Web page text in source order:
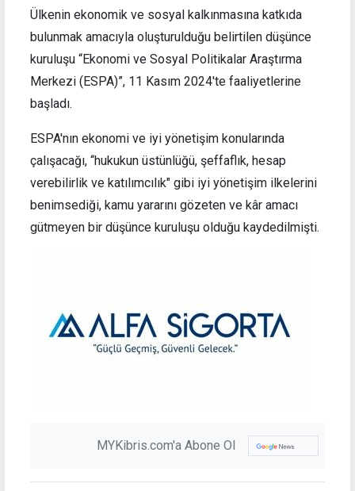
Ülkenin ekonomik ve sosyal kalkınmasına katkıda
bulunmak amacıyla oluşturulduğu belirtilen düşünce
kuruluşu “Ekonomi ve Sosyal Politikalar Araştırma
Merkezi (ESPA)”, 11 Kasım 2024'te faaliyetlerine
başladı.
ESPA'nın ekonomi ve iyi yönetişim konularında
çalışacağı, “hukukun üstünlüğü, şeffaflık, hesap
verebilirlik ve katılımcılık" gibi iyi yönetişim ilkelerini
benimsediği, kamu yararını gözeten ve kâr amacı
gütmeyen bir düşünce kuruluşu olduğu kaydedilmişti.
MYKibris.com'a Abone Ol